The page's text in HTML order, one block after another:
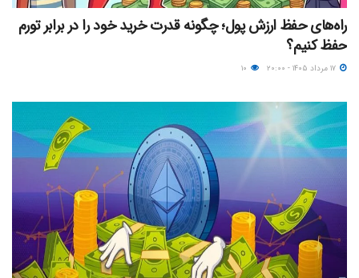
راه‌های حفظ ارزش پول؛ چگونه قدرت خرید خود را در برابر تورم
حفظ کنیم؟